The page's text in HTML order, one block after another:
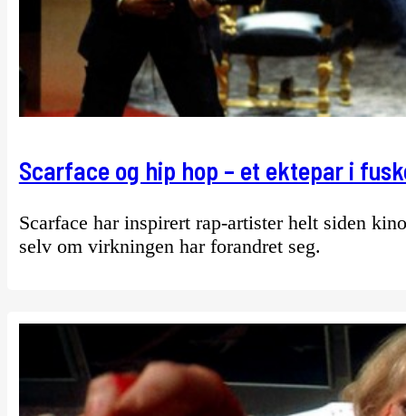
Scarface og hip hop – et ektepar i
Scarface har inspirert rap-artister helt siden
selv om virkningen har forandret seg.